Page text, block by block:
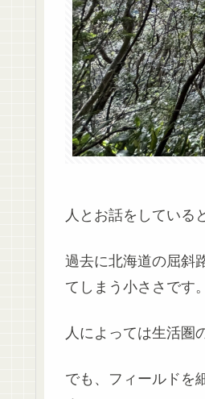
人とお話をしている
過去に北海道の屈斜
てしまう小ささです。
人によっては生活圏
でも、フィールドを